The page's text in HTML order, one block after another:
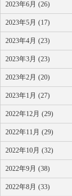
2023年6月 (26)
2023年5月 (17)
2023年4月 (23)
2023年3月 (23)
2023年2月 (20)
2023年1月 (27)
2022年12月 (29)
2022年11月 (29)
2022年10月 (32)
2022年9月 (38)
2022年8月 (33)